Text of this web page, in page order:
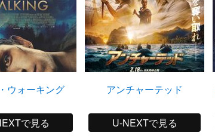
ウォーキング
で見る
アンチャーテッド
U-NEXTで見る